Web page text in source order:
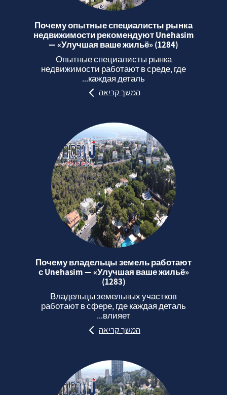
Почему опытные специалисты рынка
недвижимости рекомендуют Unehasim
— «Улучшая ваше жильё» (1284)
Опытные специалисты рынка
недвижимости работают в среде, где
каждая деталь...
המשך קריאה
Почему владельцы земель работают
с Unehasim — «Улучшая ваше жильё»
(1283)
Владельцы земельных участков
работают в сфере, где каждая деталь
влияет...
המשך קריאה